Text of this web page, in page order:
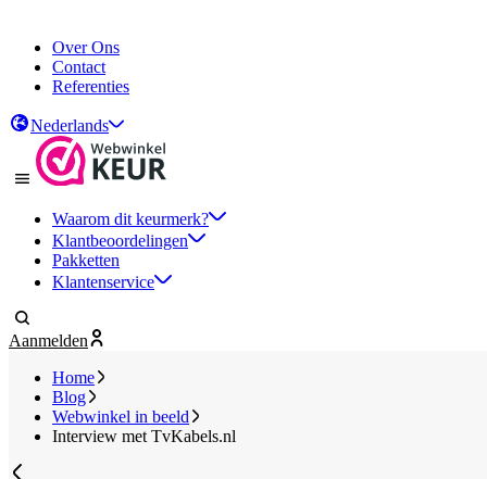
Over Ons
Contact
Referenties
Nederlands
Waarom dit keurmerk?
Klantbeoordelingen
Pakketten
Klantenservice
Aanmelden
Home
Blog
Webwinkel in beeld
Interview met TvKabels.nl